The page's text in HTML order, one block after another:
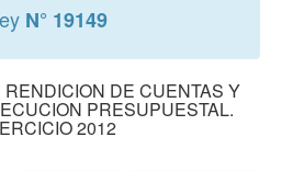
N° 19149
DE CUENTAS Y
PRESUPUESTAL.
2012